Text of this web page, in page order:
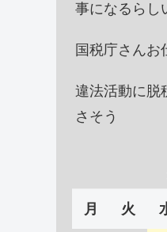
事になるらし
国税庁さんお
違法活動に脱
さそう
月 火